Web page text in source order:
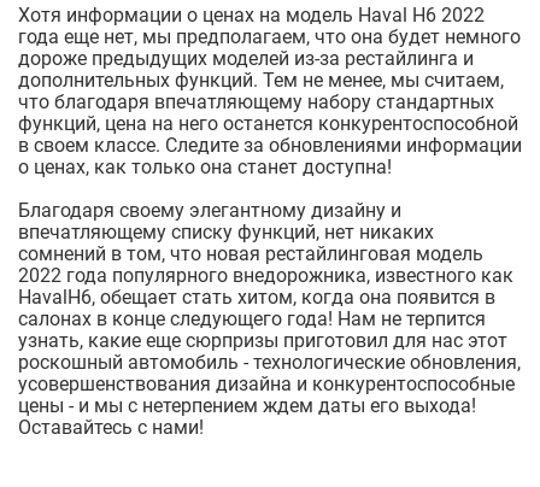
Хотя информации о ценах на модель Haval H6 2022
года еще нет, мы предполагаем, что она будет немного
дороже предыдущих моделей из-за рестайлинга и
дополнительных функций. Тем не менее, мы считаем,
что благодаря впечатляющему набору стандартных
функций, цена на него останется конкурентоспособной
в своем классе. Следите за обновлениями информации
о ценах, как только она станет доступна!
Благодаря своему элегантному дизайну и
впечатляющему списку функций, нет никаких
сомнений в том, что новая рестайлинговая модель
2022 года популярного внедорожника, известного как
HavalH6, обещает стать хитом, когда она появится в
салонах в конце следующего года! Нам не терпится
узнать, какие еще сюрпризы приготовил для нас этот
роскошный автомобиль - технологические обновления,
усовершенствования дизайна и конкурентоспособные
цены - и мы с нетерпением ждем даты его выхода!
Оставайтесь с нами!